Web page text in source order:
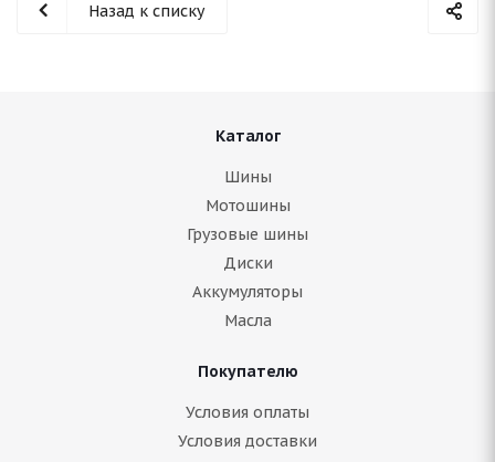
Назад к списку
Каталог
Шины
Мотошины
Грузовые шины
Диски
Аккумуляторы
Масла
Покупателю
Условия оплаты
Условия доставки